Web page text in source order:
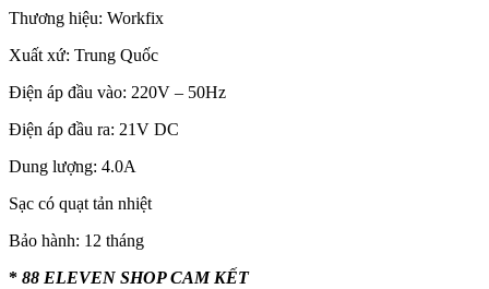
Thương hiệu: Workfix
Xuất xứ: Trung Quốc
Điện áp đầu vào: 220V – 50Hz
Điện áp đầu ra: 21V DC
Dung lượng: 4.0A
Sạc có quạt tản nhiệt
Bảo hành: 12 tháng
* 88 ELEVEN SHOP CAM KẾT